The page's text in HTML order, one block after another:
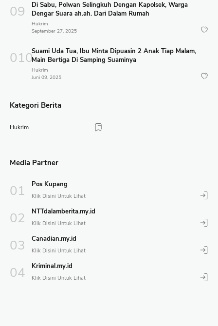
Di Sabu, Polwan Selingkuh Dengan Kapolsek, Warga
Dengar Suara ah.ah. Dari Dalam Rumah
Hukrim
September 27, 2025
Suami Uda Tua, Ibu Minta Dipuasin 2 Anak Tiap Malam,
Main Bertiga Di Samping Suaminya
Hukrim
Juni 09, 2025
Kategori Berita
Hukrim
Media Partner
Pos Kupang
NTTdalamberita.my.id
Canadian.my.id
Kriminal.my.id